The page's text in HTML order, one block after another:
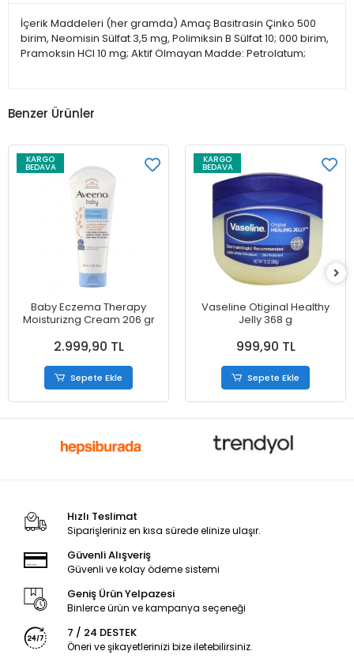
İçerik Maddeleri (her gramda) Amaç Basitrasin Çinko 500
birim, Neomisin Sülfat 3,5 mg, Polimiksin B Sülfat 10; 000 birim,
Pramoksin HCI 10 mg; Aktif Olmayan Madde: Petrolatum;
Benzer Ürünler
KARGO
BEDAVA
Baby Eczema Therapy
Moisturizng Cream 206 gr
2.999,90 TL
Sepete Ekle
KARGO
BEDAVA
Vaseline Otiginal Healthy
Jelly 368 g
999,90 TL
Sepete Ekle
Hızlı Teslimat
Siparişleriniz en kısa sürede elinize ulaşır.
Güvenli Alışveriş
Güvenli ve kolay ödeme sistemi
Geniş Ürün Yelpazesi
Binlerce ürün ve kampanya seçeneği
7 / 24 DESTEK
Öneri ve şikayetlerinizi bize iletebilirsiniz.